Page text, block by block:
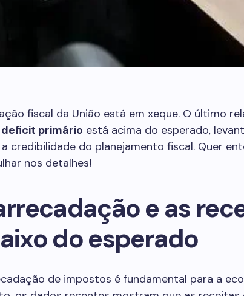
fiscal da União está em xeque. O último
deficit primário está acima do esperado,
credibilidade do planejamento fiscal. Quer
nos detalhes!
e as
do esperado
de impostos é fundamental para a